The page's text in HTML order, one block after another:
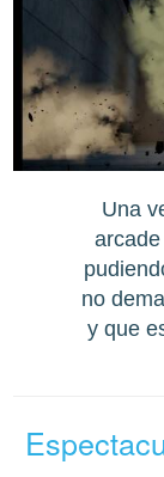
Una
no
y que